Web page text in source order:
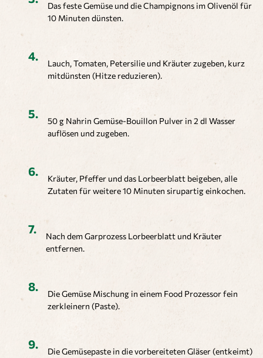
Das feste Gemüse und die Champignons im Olivenöl für
10 Minuten dünsten.
Lauch, Tomaten, Petersilie und Kräuter zugeben, kurz
mitdünsten (Hitze reduzieren).
50 g Nahrin Gemüse-Bouillon Pulver in 2 dl Wasser
auflösen und zugeben.
Kräuter, Pfeffer und das Lorbeerblatt beigeben, alle
Zutaten für weitere 10 Minuten sirupartig einkochen.
Nach dem Garprozess Lorbeerblatt und Kräuter
entfernen.
Die Gemüse Mischung in einem Food Prozessor fein
zerkleinern (Paste).
Die Gemüsepaste in die vorbereiteten Gläser (entkeimt)